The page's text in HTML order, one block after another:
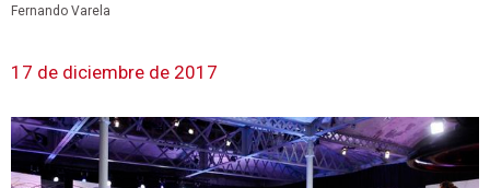
Fernando Varela
17 de diciembre de 2017